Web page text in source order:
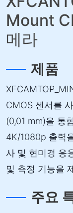
Mount
메라
제품
CMOS 센서를
(0,01 mm)을 통
4K/1080p 출력
사 및 현미경 응
및 측정 기능을
주요